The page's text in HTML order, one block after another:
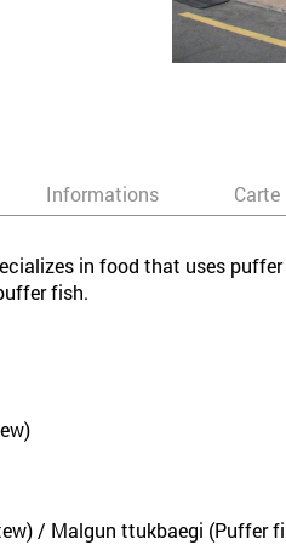
Informations Carte
in food that uses
fish.
/ Malgun ttukbaegi (Puffer